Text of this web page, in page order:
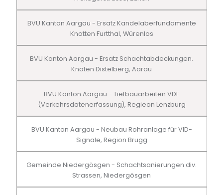
BVU Kanton Aargau - Ersatz Kandelaberfundamente
Knotten Furtthal, Würenlos
BVU Kanton Aargau - Ersatz Schachtabdeckungen.
Knoten Distelberg, Aarau
BVU Kanton Aargau - Tiefbauarbeiten VDE
(Verkehrsdatenerfassung), Regieon Lenzburg
BVU Kanton Aargau - Neubau Rohranlage für VID-
Signale, Region Brugg
Gemeinde Niedergösgen - Schachtsanierungen div.
Strassen, Niedergösgen